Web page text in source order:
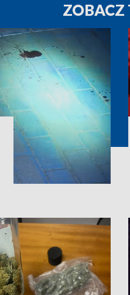
ZOBACZ